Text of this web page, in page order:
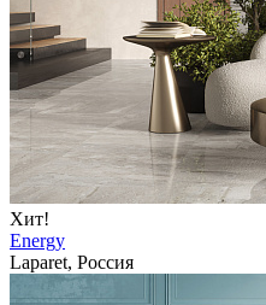
Хит!
Energy
Laparet, Россия